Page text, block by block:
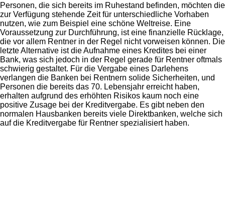
Personen, die sich bereits im Ruhestand befinden, möchten die
zur Verfügung stehende Zeit für unterschiedliche Vorhaben
nutzen, wie zum Beispiel eine schöne Weltreise. Eine
Voraussetzung zur Durchführung, ist eine finanzielle Rücklage,
die vor allem Rentner in der Regel nicht vorweisen können. Die
letzte Alternative ist die Aufnahme eines Kredites bei einer
Bank, was sich jedoch in der Regel gerade für Rentner oftmals
schwierig gestaltet. Für die Vergabe eines Darlehens
verlangen die Banken bei Rentnern solide Sicherheiten, und
Personen die bereits das 70. Lebensjahr erreicht haben,
erhalten aufgrund des erhöhten Risikos kaum noch eine
positive Zusage bei der Kreditvergabe. Es gibt neben den
normalen Hausbanken bereits viele Direktbanken, welche sich
auf die Kreditvergabe für Rentner spezialisiert haben.